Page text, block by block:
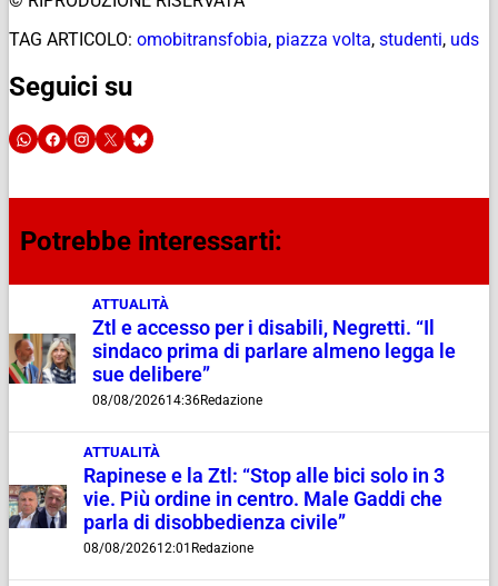
TAG ARTICOLO: omobitransfobia, piazza volta, studenti, uds
Seguici su
Potrebbe interessarti:
ATTUALITÀ
Ztl e accesso per i disabili, Negretti. “Il
sindaco prima di parlare almeno legga le
sue delibere”
08/08/202614:36Redazione
ATTUALITÀ
Rapinese e la Ztl: “Stop alle bici solo in 3
vie. Più ordine in centro. Male Gaddi che
parla di disobbedienza civile”
08/08/202612:01 Redazione